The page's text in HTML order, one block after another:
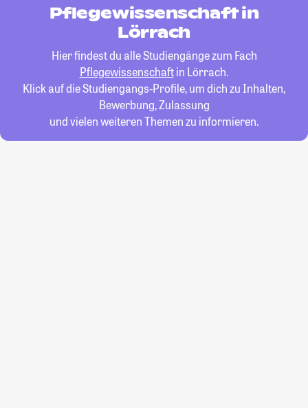
Pflegewissenschaft in
Lörrach
Hier findest du alle Studiengänge zum Fach
Pflegewissenschaftin Lörrach.
Klick auf die Studiengangs-Profile, um dich zu Inhalten,
Bewerbung, Zulassung
und vielen weiteren Themen zu informieren.